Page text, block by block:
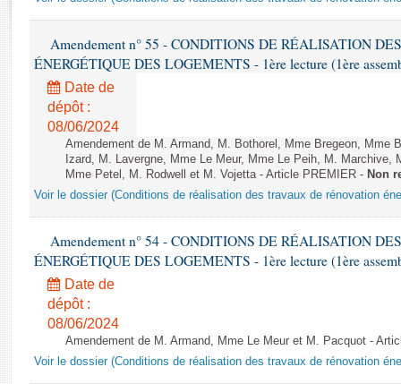
Rapports d'enquête
Rapports sur l'application des lois
Baromètre de l’application des lois
Dossiers législatifs
Budget et sécurité sociale
Questions écrites et orales
Comptes rendus des débats
Amendement n° 55 - CONDITIONS DE RÉALISATION
ÉNERGÉTIQUE DES LOGEMENTS - 1ère lecture (1ère
Date de
dépôt :
08/06/2024
Amendement de M. Armand, M. Bothorel, Mme Bregeon, Mme
Izard, M. Lavergne, Mme Le Meur, Mme Le Peih, M. Marchive,
Mme Petel, M. Rodwell et M. Vojetta - Article PREMIER - Non
Voir le dossier (Conditions de réalisation des travaux de rénovation
Amendement n° 54 - CONDITIONS DE RÉALISATION
ÉNERGÉTIQUE DES LOGEMENTS - 1ère lecture (1ère
Date de
dépôt :
08/06/2024
Amendement de M. Armand, Mme Le Meur et M. Pacquot -
Voir le dossier (Conditions de réalisation des travaux de rénovation